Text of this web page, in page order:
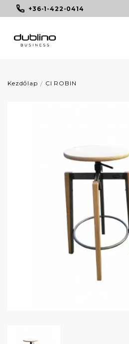
+36-1-422-0414
Kezdőlap CI ROBIN